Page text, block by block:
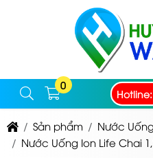
0
Sản phẩm
Nước
Nước Uống Ion Life Chai